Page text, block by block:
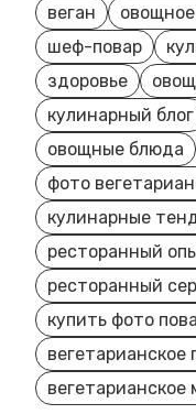
веган
шеф-повар
здоровье
кулинарный блог
овощные блюда
фото
кулинарные
ресторанный
ресторанный
купить фото
вегетарианское
вегетарианское